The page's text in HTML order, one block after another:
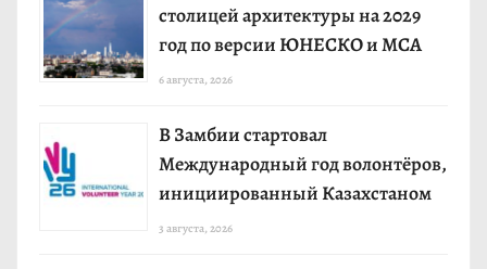
столицей архитектуры на 2029
год по версии ЮНЕСКО и МСА
6 августа, 2026
В Замбии стартовал
Международный год волонтёров,
инициированный Казахстаном
3 августа, 2026